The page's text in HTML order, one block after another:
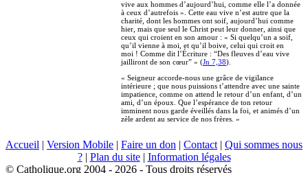
vive aux hommes d’aujourd’hui, comme elle l’a donnée
à ceux d’autrefois ». Cette eau vive n’est autre que la
charité, dont les hommes ont soif, aujourd’hui comme
hier, mais que seul le Christ peut leur donner, ainsi que
ceux qui croient en son amour : « Si quelqu’un a soif,
qu’il vienne à moi, et qu’il boive, celui qui croit en
moi ! Comme dit l’Écriture : “Des fleuves d’eau vive
jailliront de son cœur” » (Jn 7,38).
« Seigneur accorde-nous une grâce de vigilance
intérieure ; que nous puissions t’attendre avec une sainte
impatience, comme on attend le retour d’un enfant, d’un
ami, d’un époux. Que l’espérance de ton retour
imminent nous garde éveillés dans la foi, et animés d’un
zèle ardent au service de nos frères. »
Accueil | Version Mobile | Faire un don | Contact | Qui sommes nous
?| Plan du site| Information légales
© Catholique.org 2004 - 2026 - Tous droits réservés